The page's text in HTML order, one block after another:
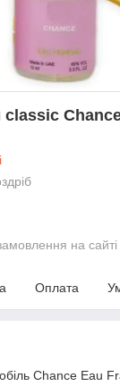
на
Оплата
Chance Eau